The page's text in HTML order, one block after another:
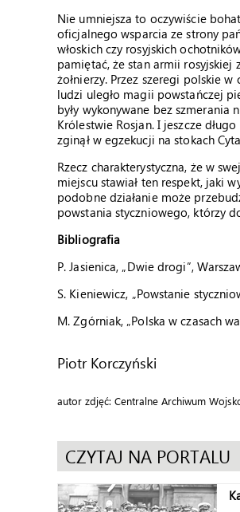
Nie umniejsza to oczywiście
oficjalnego wsparcia ze strony
włoskich czy rosyjskich
pamiętać, że stan armii rosyjskiej
żołnierzy. Przez szeregi polskie
ludzi uległo magii powstańczej
były wykonywane bez szmerania
Królestwie Rosjan. I jeszcze
zginął w egzekucji na stokach
Rzecz charakterystyczna, że w
miejscu stawiał ten respekt, jaki
podobne działanie może
powstania styczniowego, którzy
Bibliografia
P. Jasienica, „Dwie drogi”,
S. Kieniewicz, „Powstanie
M. Zgórniak, „Polska w czasach
Piotr Korczyński
autor zdjęć: Centralne Archiwum
CZYTAJ NA PORTALU